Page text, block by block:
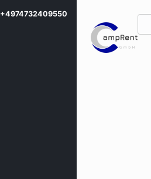
+4974732409550